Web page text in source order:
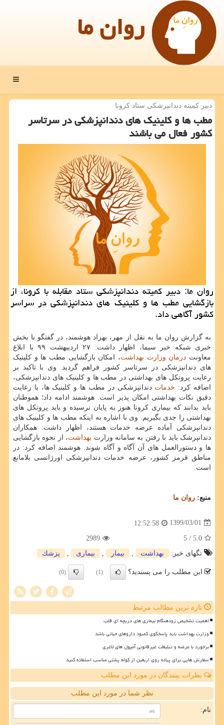
روان ما
منو
دبیر كمیته دندانپزشكی ستاد كرونا
مطب ها و كلینیك های دندانپزشكی در سرتاسر
كشور فعال می باشند
روان ما: دبیر كمیته دندانپزشكی ستاد مقابله با كرونا، از
بازگشایی مطب ها و كلینیك های دندانپزشكی در سراسر
كشور آگاهی داد.
به گزارش روان ما به نقل از مهر، بهزاد هوشمند، در گفتگو با بخش
خبری شبکه خبر سیما، اظهار داشت: ۲۷ اردیبهشت ۹۹ با ابلاغ
معاونت درمان وزارت بهداشت، امکان بازگشایی مطب ها و کلینیک
های دندانپزشکی در سرتاسر کشور فراهم گردید. وی با تاکید بر
رعایت پروتکل های بهداشتی در مطب ها و کلینیک های دندانپزشکی،
اضافه کرد: خدمات دندانپزشکی در مطب ها و کلینیک ها، با رعایت
دقیق نکات بهداشتی امکان پذیر است. هوشمند ادامه داد؛ هموطنان
باید بدانند که بیماری کرونا هنوز به پایان نرسیده و باید پروتکل های
بهداشتی را جدی بگیریم. وی با اشاره به اینکه مطب ها و کلینیک های
دندانپزشکی آماده عرضه خدمات هستند، اظهار داشت: همکاران
دندانپزشک باید با رفتن به سامانه وزارت بهداشت، از نحوه بازگشایی
ها و دستورالعمل های آن آگاه و آگاه شوند. هوشمند اضافه کرد: در
مناطق قرمز کشور، عرضه خدمات دندانپزشکی اورژانسی بلامانع
است.
منبع: روان ما
1399/03/01
12:52:58
5.0
/ 5
2989
تگهای خبر:
بهداشت بیمار بیماری پزشك
این مطلب را می پسندید؟ (1)
(0)
تازه ترین مطالب مرتبط
اهمیت تشخیص زودهنگام بیماری های دریچه ای قلب
وزارت بهداشت باید پاسخگوی کمبود داروهای حیاتی باشد
برخورد با عرضه و تبلیغات غیرقانونی آمپول های لاغری
سفارش هایی برای پیاده روی اربعین از کوله پشتی مناسب استفاده کنید
نظرات بینندگان در مورد این مطلب
نظر شما در مورد این مطلب
نام: